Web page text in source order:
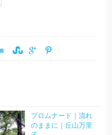
プロムナード｜流れ
のままに｜丘山万里